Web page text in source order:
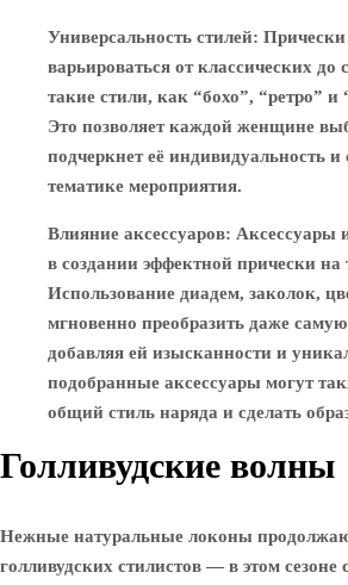
Универсальность стилей: Прически
варьироваться от классических
такие стили, как “бохо”, “ретро” и
Это позволяет каждой женщине
подчеркнет её индивидуальность и
тематике мероприятия.
Влияние аксессуаров: Аксессуары
в создании эффектной прически на
Использование диадем, заколок,
мгновенно преобразить даже
добавляя ей изысканности и
подобранные аксессуары могут
общий стиль наряда и сделать
Голливудские волны
Нежные натуральные локоны
голливудских стилистов — в этом